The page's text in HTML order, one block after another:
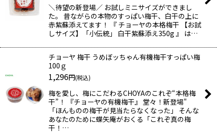
＼待望の新登場／ お試しミニサイズができまし
た。 昔ながらの本物のすっぱい梅干、白干の上に
赤紫蘇添えてます！ 『 チョーヤの本格梅干 【お試
しサイズ】「小伝統」 白干紫蘇添え350g 』 は…
チョーヤ 梅干 うめぼッちゃん有機梅干すっぱい梅
100ｇ
1,296円(税込)
梅を愛し、梅にこだわるCHOYAのこれぞ“本格梅
干”！ 『チョーヤの有機梅干』 堂々！新登場"
「ほんものの梅干が見当たらなくなった」 そんな
あなたのために蝶矢庵がおくる「これぞ真の梅
干！…